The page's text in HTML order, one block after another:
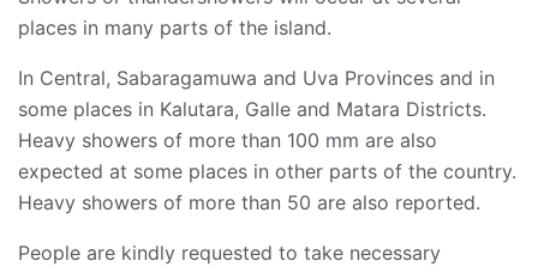
places in many parts of the island.
In Central, Sabaragamuwa and Uva Provinces and in
some places in Kalutara, Galle and Matara Districts.
Heavy showers of more than 100 mm are also
expected at some places in other parts of the country.
Heavy showers of more than 50 are also reported.
People are kindly requested to take necessary